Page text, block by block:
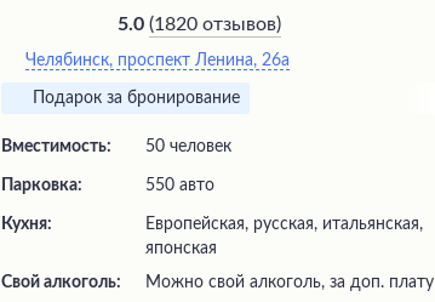
уютной обстановке.
5.0 (1820 отзывов)
Челябинск, проспект Ленина, 26а
Подарок за бронирование
Вместимость: 50 человек
Парковка: 550 авто
Кухня:
Европейская, русская, итальянская,
японская
Свой алкоголь:
Можно свой алкоголь, за доп. плату